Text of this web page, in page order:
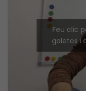
Feu clic
galetes i